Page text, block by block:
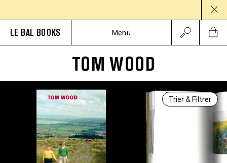
LE BAL BOOKS Menu
TOM WOOD
Trier & Filtrer